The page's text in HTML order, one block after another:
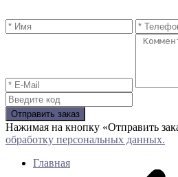
Отправить заказ
Нажимая на кнопку «Отправить
обработку персональных данных.
Главная